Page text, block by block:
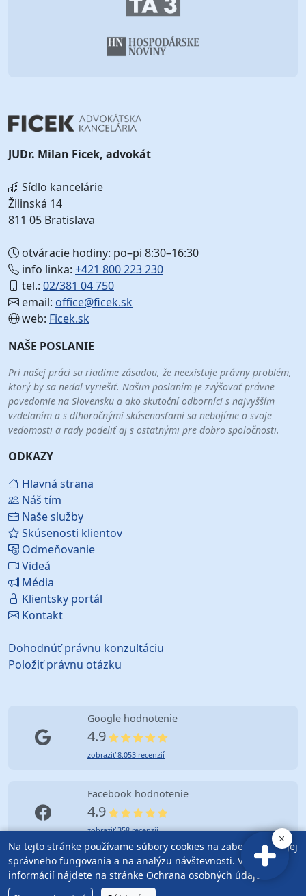
JUDr. Milan Ficek, advokát
Sídlo kancelárie
Žilinská 14
811 05 Bratislava
otváracie hodiny: po–pi 8:30–16:30
info linka: +421 800 223 230
tel.: 02/381 04 750
email: office@ficek.sk
web: Ficek.sk
NAŠE POSLANIE
Pri našej práci sa riadime zásadou, že neexistuje právny problém,
ktorý by sa nedal vyriešiť. Našim poslaním je zvýšovať právne
povedomie na Slovensku a ako skutoční odborníci s najvyšším
vzdelaním a s dlhoročnými skúsenosťami sa nebojíme o svoje
vedomosti a rady podeliť aj s ostatnými pre dobro spoločnosti.
ODKAZY
Hlavná strana
Náš tím
Naše služby
Skúsenosti klientov
Odmeňovanie
Videá
Média
Klientsky portál
Kontakt
Dohodnúť právnu konzultáciu
Položiť právnu otázku
Google hodnotenie
4.9
zobraziť 8.053 recenzií
Facebook hodnotenie
4.9
zobraziť 358 recenzií
© Copyright (2010-2026) Advokátska kancelária Bratislava |
Ficek & Partners
| Mapa Stránok |
Na tejto stránke používame súbory cookies na zabezpečenie jej
správneho fungovania a na analýzu návštevnosti. Viac
informácií nájdete na stránke Ochrana osobných údajov